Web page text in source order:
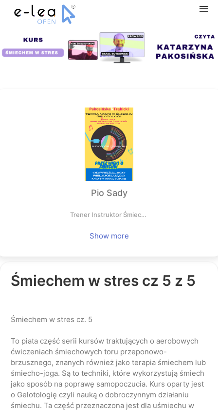
Navigation
Pio Sady
Trener Instruktor Śmiechoterapii i Śmiechojogi
Show more
Śmiechem w stres cz 5 z 5
Śmiechem w stres cz. 5
To piata część serii kursów traktujących o aerobowych
ćwiczeniach śmiechowych toru przeponowo-
brzusznego, znanych również jako terapia śmiechem lub
śmiecho-joga. Są to techniki, które wykorzystują śmiech
jako sposób na poprawę samopoczucia. Kurs oparty jest
o Gelotologię czyli nauką o dobroczynnym działaniu
śmiechu. Ta część przeznaczona jest dla uśmiechu w